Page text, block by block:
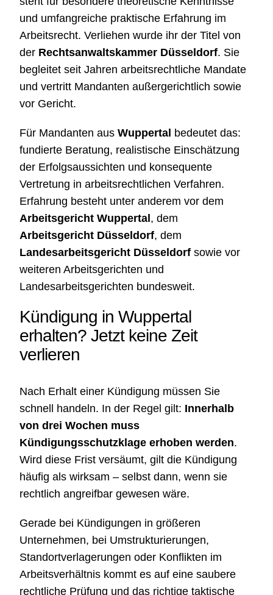
und umfangreiche praktische Erfahrung im
Arbeitsrecht. Verliehen wurde ihr der Titel von
der Rechtsanwaltskammer Düsseldorf. Sie
begleitet seit Jahren arbeitsrechtliche Mandate
und vertritt Mandanten außergerichtlich sowie
vor Gericht.
Für Mandanten aus Wuppertal bedeutet das:
fundierte Beratung, realistische Einschätzung
der Erfolgsaussichten und konsequente
Vertretung in arbeitsrechtlichen Verfahren.
Erfahrung besteht unter anderem vor dem
Arbeitsgericht Wuppertal , dem
Arbeitsgericht Düsseldorf, dem
Landesarbeitsgericht Düsseldorfsowie vor
weiteren Arbeitsgerichten und
Landesarbeitsgerichten bundesweit.
Kündigung in Wuppertal
erhalten? Jetzt keine Zeit
verlieren
Nach Erhalt einer Kündigung müssen Sie
schnell handeln. In der Regel gilt: Innerhalb
von drei Wochen muss
Kündigungsschutzklage erhoben werden.
Wird diese Frist versäumt, gilt die Kündigung
häufig als wirksam – selbst dann, wenn sie
rechtlich angreifbar gewesen wäre.
Gerade bei Kündigungen in größeren
Unternehmen, bei Umstrukturierungen,
Standortverlagerungen oder Konflikten im
Arbeitsverhältnis kommt es auf eine saubere
rechtliche Prüfung und das richtige taktische